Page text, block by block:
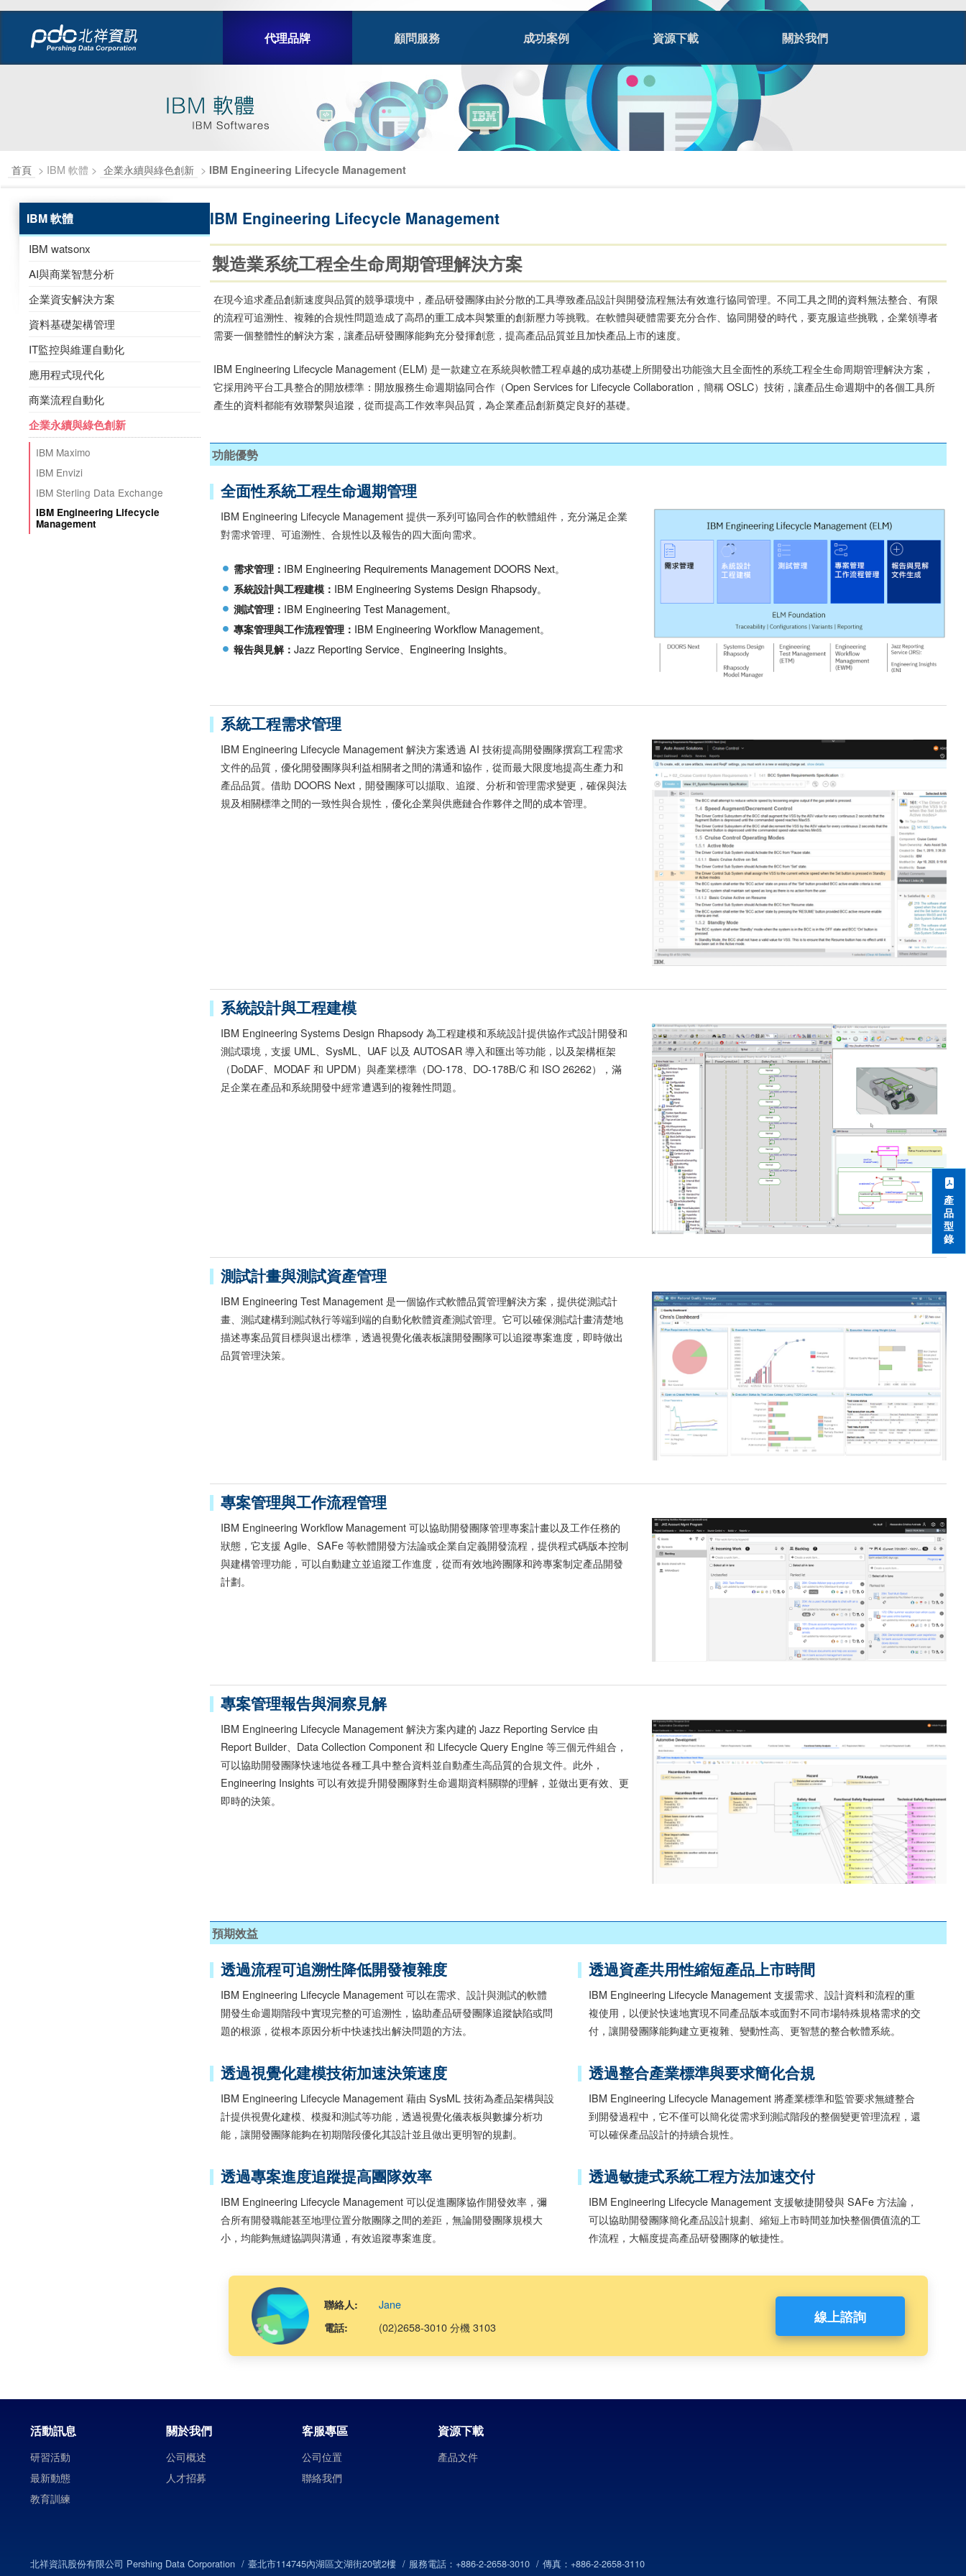
代理品牌 顧問服務 成功案例 資源下載 關於我們
首頁 > IBM 軟體 > 企業永續與綠色創新 > IBM Engineering Lifecycle Management
IBM 軟體
IBM watsonx
AI與商業智慧分析
企業資安解決方案
資料基礎架構管理
IT監控與維運自動化
應用程式現代化
商業流程自動化
企業永續與綠色創新
IBM Maximo
IBM Envizi
IBM Sterling Data Exchange
IBM Engineering Lifecycle
Management
IBM Engineering Lifecycle Management
製造業系统工程全生命周期管理解決方案
在現今追求產品創新速度與品質的競爭環境中，產品研發團隊由於分散的工具導致產品設計與開發流程無法有效進行協同管理。不同工具之間的資料無法整合、有限
的流程可追溯性、複雜的合規性問題造成了高昂的重工成本與繁重的創新壓力等挑戰。在軟體與硬體需要充分合作、協同開發的時代，要克服這些挑戰，企業領導者
需要一個整體性的解決方案，讓產品研發團隊能夠充分發揮創意，提高產品品質並且加快產品上市的速度。
IBM Engineering Lifecycle Management (ELM) 是一款建立在系統與軟體工程卓越的成功基礎上所開發出功能強大且全面性的系统工程全生命周期管理解決方案，
它採用跨平台工具整合的開放標準：開放服務生命週期協同合作（Open Services for Lifecycle Collaboration，簡稱 OSLC）技術，讓產品生命週期中的各個工具所
產生的資料都能有效聯繫與追蹤，從而提高工作效率與品質，為企業產品創新奠定良好的基礎。
功能優勢
全面性系統工程生命週期管理
IBM Engineering Lifecycle Management 提供一系列可協同合作的軟體組件，充分滿足企業
對需求管理、可追溯性、合規性以及報告的四大面向需求。
需求管理： IBM Engineering Requirements Management DOORS Next。
系統設計與工程建模： IBM Engineering Systems Design Rhapsody。
測試管理： IBM Engineering Test Management。
專案管理與工作流程管理： IBM Engineering Workflow Management。
報告與見解： Jazz Reporting Service、Engineering Insights。
系統工程需求管理
IBM Engineering Lifecycle Management 解決方案透過 AI 技術提高開發團隊撰寫工程需求
文件的品質，優化開發團隊與利益相關者之間的溝通和協作，從而最大限度地提高生產力和
產品品質。借助 DOORS Next，開發團隊可以擷取、追蹤、分析和管理需求變更，確保與法
規及相關標準之間的一致性與合規性，優化企業與供應鏈合作夥伴之間的成本管理。
系統設計與工程建模
IBM Engineering Systems Design Rhapsody 為工程建模和系統設計提供協作式設計開發和
測試環境，支援 UML、SysML、UAF 以及 AUTOSAR 導入和匯出等功能，以及架構框架
（DoDAF、MODAF 和 UPDM）與產業標準（DO-178、DO-178B/C 和 ISO 26262），滿
足企業在產品和系統開發中經常遭遇到的複雜性問題。
測試計畫與測試資產管理
IBM Engineering Test Management 是一個協作式軟體品質管理解決方案，提供從測試計
畫、測試建構到測試執行等端到端的自動化軟體資產測試管理。它可以確保測試計畫清楚地
描述專案品質目標與退出標準，透過視覺化儀表板讓開發團隊可以追蹤專案進度，即時做出
品質管理決策。
專案管理與工作流程管理
IBM Engineering Workflow Management 可以協助開發團隊管理專案計畫以及工作任務的
狀態，它支援 Agile、SAFe 等軟體開發方法論或企業自定義開發流程，提供程式碼版本控制
與建構管理功能，可以自動建立並追蹤工作進度，從而有效地跨團隊和跨專案制定產品開發
計劃。
專案管理報告與洞察見解
IBM Engineering Lifecycle Management 解決方案內建的 Jazz Reporting Service 由
Report Builder、Data Collection Component 和 Lifecycle Query Engine 等三個元件組合，
可以協助開發團隊快速地從各種工具中整合資料並自動產生高品質的合規文件。此外，
Engineering Insights 可以有效提升開發團隊對生命週期資料關聯的理解，並做出更有效、更
即時的決策。
預期效益
透過流程可追溯性降低開發複雜度
IBM Engineering Lifecycle Management 可以在需求、設計與測試的軟體
開發生命週期階段中實現完整的可追溯性，協助產品研發團隊追蹤缺陷或問
題的根源，從根本原因分析中快速找出解決問題的方法。
透過資產共用性縮短產品上市時間
IBM Engineering Lifecycle Management 支援需求、設計資料和流程的重
複使用，以便於快速地實現不同產品版本或面對不同市場特殊規格需求的交
付，讓開發團隊能夠建立更複雜、變動性高、更智慧的整合軟體系統。
透過視覺化建模技術加速決策速度
IBM Engineering Lifecycle Management 藉由 SysML 技術為產品架構與設
計提供視覺化建模、模擬和測試等功能，透過視覺化儀表板與數據分析功
能，讓開發團隊能夠在初期階段優化其設計並且做出更明智的規劃。
透過整合產業標準與要求簡化合規
IBM Engineering Lifecycle Management 將產業標準和監管要求無縫整合
到開發過程中，它不僅可以簡化從需求到測試階段的整個變更管理流程，還
可以確保產品設計的持續合規性。
透過專案進度追蹤提高團隊效率
IBM Engineering Lifecycle Management 可以促進團隊協作開發效率，彌
合所有開發職能甚至地理位置分散團隊之間的差距，無論開發團隊規模大
小，均能夠無縫協調與溝通，有效追蹤專案進度。
透過敏捷式系統工程方法加速交付
IBM Engineering Lifecycle Management 支援敏捷開發與 SAFe 方法論，
可以協助開發團隊簡化產品設計規劃、縮短上市時間並加快整個價值流的工
作流程，大幅度提高產品研發團隊的敏捷性。
產
品
型
錄
聯絡人: Jane
電話: (02)2658-3010 分機 3103
線上諮詢
活動訊息
研習活動
最新動態
教育訓練
關於我們
公司概述
人才招募
客服專區
公司位置
聯絡我們
資源下載
產品文件
北祥資訊股份有限公司 Pershing Data Corporation 臺北市114745內湖區文湖街20號2樓 服務電話：+886-2-2658-3010 傳真：+886-2-2658-3110